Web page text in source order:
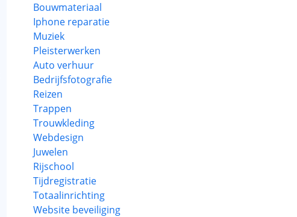
Bouwmateriaal
Iphone reparatie
Muziek
Pleisterwerken
Auto verhuur
Bedrijfsfotografie
Reizen
Trappen
Trouwkleding
Webdesign
Juwelen
Rijschool
Tijdregistratie
Totaalinrichting
Website beveiliging